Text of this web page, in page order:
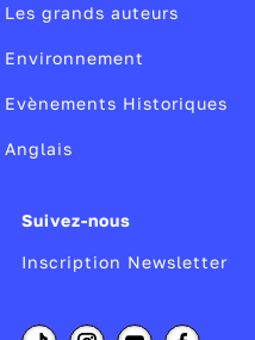
Les grands auteurs
Environnement
Evènements Historiques
Anglais
Suivez-nous
Inscription Newsletter